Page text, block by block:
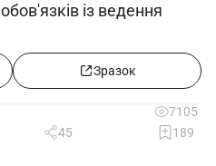
із ведення
Зразок
7105
45 189